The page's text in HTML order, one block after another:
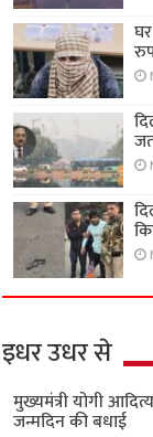
इधर उधर से
मुख्यमंत्री योगी
जन्मदिन की बधाई